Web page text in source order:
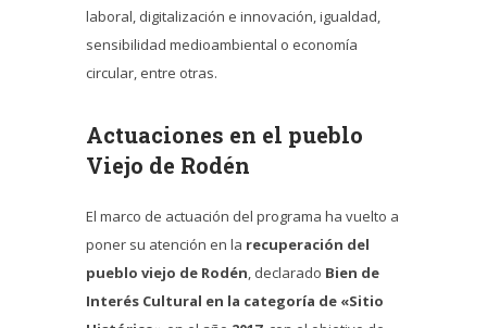
laboral, digitalización e innovación, igualdad,
sensibilidad medioambiental o economía
circular, entre otras.
Actuaciones en el pueblo
Viejo de Rodén
El marco de actuación del programa ha vuelto a
poner su atención en la recuperación del
pueblo viejo de Rodén, declarado Bien de
Interés Cultural en la categoría de «Sitio